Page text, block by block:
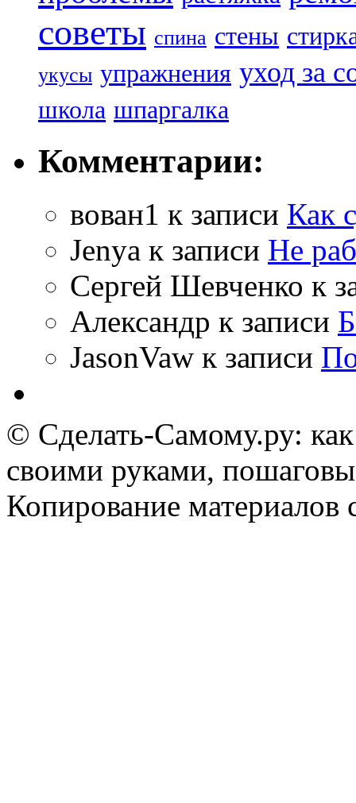
советы спина стены
укусы упражнения уход за
школа шпаргалка
Комментарии:
вован1 к записи Как
Jenya к записи Не
Сергей Шевченко к
Александр к записи
JasonVaw к записи
© Сделать-Самому.ру:
своими руками,
Копирование материалов